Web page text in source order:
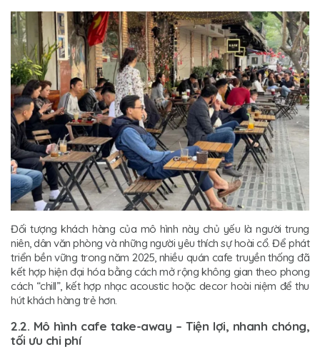
Đối tượng khách hàng của mô hình này chủ yếu là người trung
niên, dân văn phòng và những người yêu thích sự hoài cổ. Để phát
triển bền vững trong năm 2025, nhiều quán cafe truyền thống đã
kết hợp hiện đại hóa bằng cách mở rộng không gian theo phong
cách “chill”, kết hợp nhạc acoustic hoặc decor hoài niệm để thu
hút khách hàng trẻ hơn.
2.2. Mô hình cafe take-away – Tiện lợi, nhanh chóng,
tối ưu chi phí